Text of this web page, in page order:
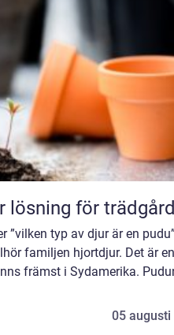
lösning för
”vilken typ av djur är en
familjen hjortdjur. Det är
främst i Sydamerika.
05 augusti